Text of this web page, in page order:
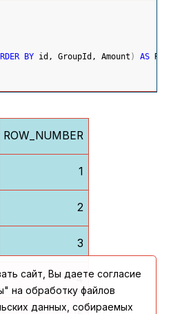
BY id, GroupId, Amount ) AS
ROW_NUMBER
1
2
3
4
сайт, Вы даете согласие
на обработку файлов
данных, собираемых